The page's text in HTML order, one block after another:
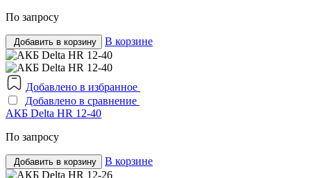
По запросу
Добавить в корзину В корзине
Добавлено в избранное
Добавлено в сравнение
АКБ Delta HR 12-40
По запросу
Добавить в корзину В корзине